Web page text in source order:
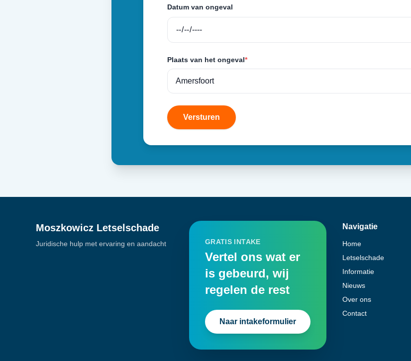
Datum van ongeval
Plaats van het ongeval*
Versturen
Moszkowicz Letselschade
Juridische hulp met ervaring en aandacht GRATIS INTAKE
Vertel ons wat er
is gebeurd, wij
regelen de rest
Naar intakeformulier
Navigatie
Home
Letselschade
Informatie
Nieuws
Over ons
Contact